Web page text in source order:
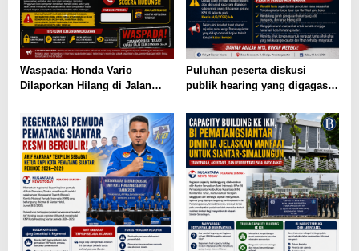
Waspada: Honda Vario
Dilaporkan Hilang di Jalan
Masyarakat Diimbau Berhati-
hati
Puluhan peserta diskusi
publik hearing yang digagas